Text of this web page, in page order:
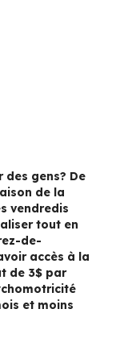
des gens? De
de la
vendredis
tout en
de-
accès à la
de 3$ par
et moins